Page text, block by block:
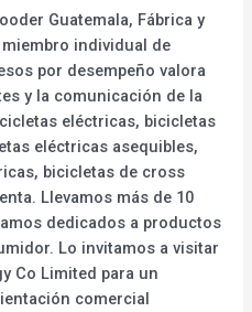
Guatemala, Fábrica y
individual de
por desempeño valora
y la comunicación de la
eléctricas, bicicletas
eléctricas asequibles,
bicicletas de cross
Llevamos más de 10
dedicados a productos
Lo invitamos a visitar
Co Limited para un
comercial